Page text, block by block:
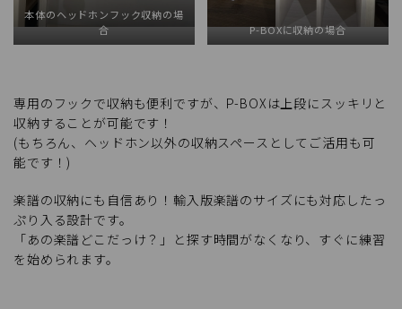
本体のヘッドホンフック収納の場
合
P-BOXに収納の場合
専用のフックで収納も便利ですが、P-BOXは上段にスッキリと
収納することが可能です！
(もちろん、ヘッドホン以外の収納スペースとしてご活用も可
能です！)
楽譜の収納にも自信あり！輸入版楽譜のサイズにも対応したっ
ぷり入る設計です。
「あの楽譜どこだっけ？」と探す時間がなくなり、すぐに練習
を始められます。